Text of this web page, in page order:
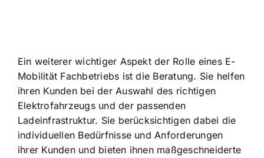
Ein weiterer wichtiger Aspekt der Rolle eines E-
Mobilität Fachbetriebs ist die Beratung. Sie helfen
ihren Kunden bei der Auswahl des richtigen
Elektrofahrzeugs und der passenden
Ladeinfrastruktur. Sie berücksichtigen dabei die
individuellen Bedürfnisse und Anforderungen
ihrer Kunden und bieten ihnen maßgeschneiderte